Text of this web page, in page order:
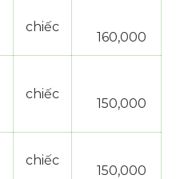
chiếc
160,000
chiếc
150,000
chiếc
150,000